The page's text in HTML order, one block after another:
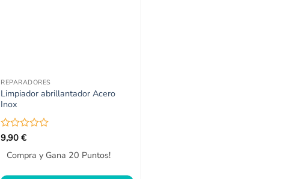
REPARADORES
Limpiador abrillantador Acero
Inox
Valorado
5
9,90€
Compra y Gana 20 Puntos!